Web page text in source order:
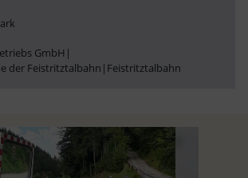
GmbH |
der Feistritztalbahn | Feistritztalbahn